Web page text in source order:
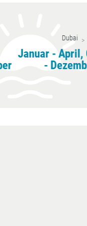
- April, Oktober
- Dezember